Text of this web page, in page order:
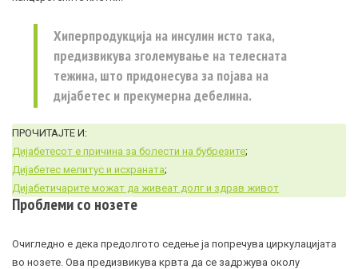
Хиперпродукција на инсулин исто така,
предизвикува зголемување на телесната
тежина, што придонесува за појава на
дијабетес и прекумерна дебелина.
ПРОЧИТАЈТЕ И:
Дијабетесот е причина за болести на бубрезите;
Дијабетес мелитус и исхраната;
Дијабетичарите можат да живеат долг и здрав живот
Проблеми со нозете
Очигледно е дека предолгото седење ја попречува циркулацијата
во нозете. Ова предизвикува крвта да се задржува околу